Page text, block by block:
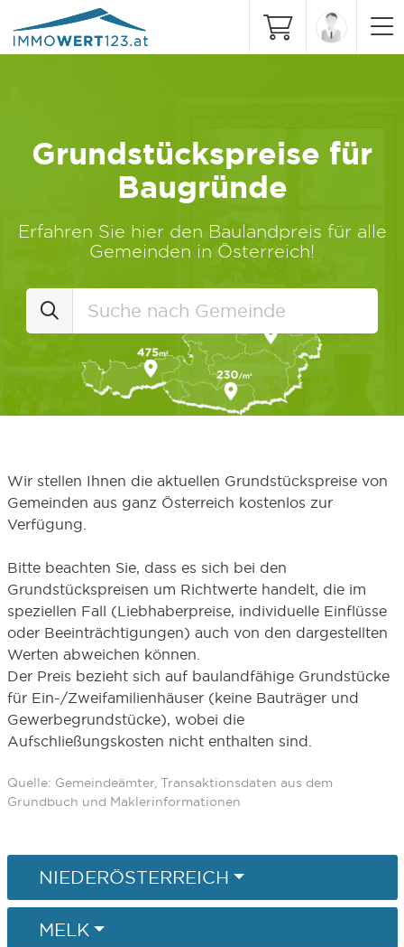
Grundstückspreise für
Baugründe
Erfahren Sie hier den Baulandpreis für alle
Gemeinden in Österreich!
Wir stellen Ihnen die aktuellen Grundstückspreise von
Gemeinden aus ganz Österreich kostenlos zur
Verfügung.
Bitte beachten Sie, dass es sich bei den
Grundstückspreisen um Richtwerte handelt, die im
speziellen Fall (Liebhaberpreise, individuelle Einflüsse
oder Beeinträchtigungen) auch von den dargestellten
Werten abweichen können.
Der Preis bezieht sich auf baulandfähige Grundstücke
für Ein-/Zweifamilienhäuser (keine Bauträger und
Gewerbegrundstücke), wobei die
Aufschließungskosten nicht enthalten sind.
Quelle: Gemeindeämter, Transaktionsdaten aus dem
Grundbuch und Maklerinformationen
NIEDERÖSTERREICH
MELK